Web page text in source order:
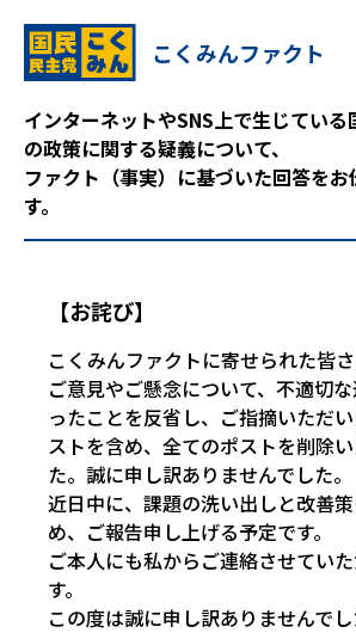
国民民主党 第51回
衆議院議員総選挙 特設サイト
こくみんファクト
インターネットやSNS上で生じている
の政策に関する疑義について、
ファクト（事実）に基づいた回答をお
す。
【お詫び】
こくみんファクトに寄せられた皆
ご意見やご懸念について、不適切
ったことを反省し、ご指摘いただ
ストを含め、全てのポストを削除
た。誠に申し訳ありませんでした。
近日中に、課題の洗い出しと改善
め、ご報告申し上げる予定です。
ご本人にも私からご連絡させてい
す。
この度は誠に申し訳ありませんでし